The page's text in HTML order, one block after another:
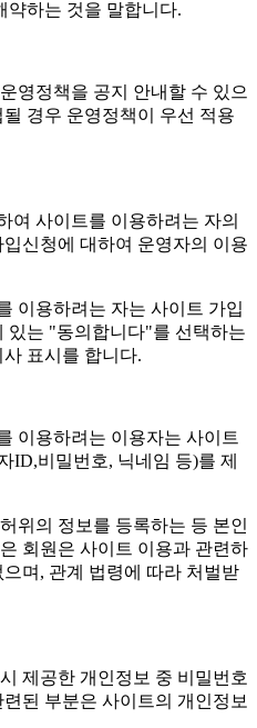
하는 것을 말합니다.
영정책을 공지 안내할 수 있으
경우 운영정책이 우선 적용
사이트를 이용하려는 자의
신청에 대하여 운영자의 이용
이용하려는 자는 사이트 가입
있는 "동의합니다"를 선택하는
표시를 합니다.
이용하려는 이용자는 사이트
ID,비밀번호, 닉네임 등)를 제
위의 정보를 등록하는 등 본인
회원은 사이트 이용과 관련하
며, 관계 법령에 따라 처벌받
제공한 개인정보 중 비밀번호
된 부분은 사이트의 개인정보